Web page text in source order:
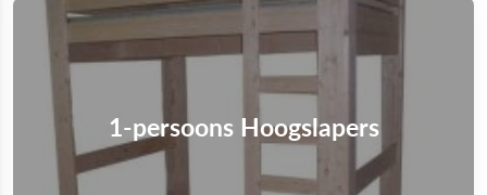
1-persoons Hoogslapers